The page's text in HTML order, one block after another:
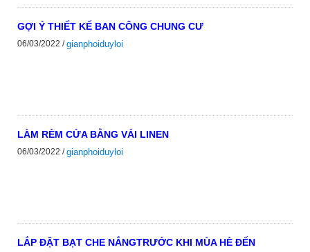
GỢI Ý THIẾT KẾ BAN CÔNG CHUNG CƯ
06/03/2022 /gianphoiduyloi
LÀM RÈM CỬA BẰNG VẢI LINEN
06/03/2022 /gianphoiduyloi
LẮP ĐẶT BẠT CHE NẮNGTRƯỚC KHI MÙA HÈ ĐẾN